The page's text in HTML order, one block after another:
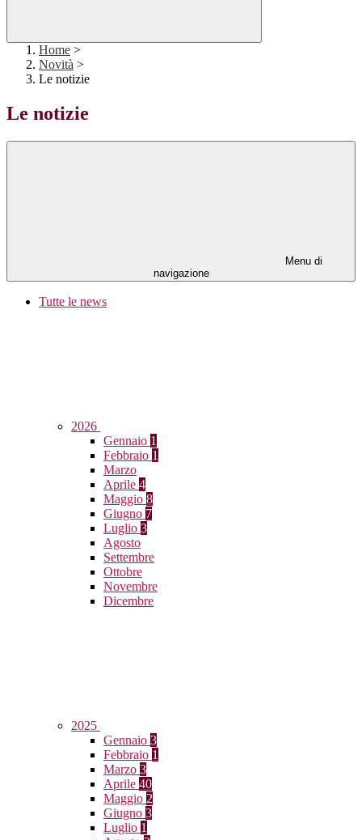
Home >
Novità >
Le notizie
Le notizie
Menu di
navigazione
Tutte le news
2026
Gennaio 1
Febbraio 1
Marzo
Aprile 4
Maggio 8
Giugno 7
Luglio 3
Agosto
Settembre
Ottobre
Novembre
Dicembre
2025
Gennaio 3
Febbraio 1
Marzo 3
Aprile 40
Maggio 2
Giugno 3
Luglio 1